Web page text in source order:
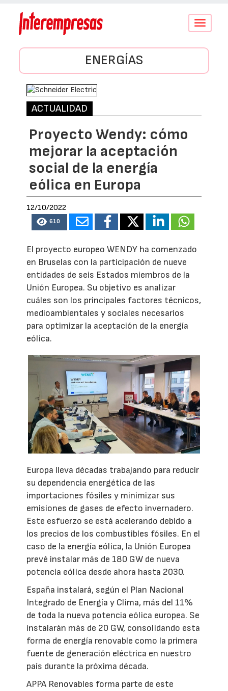
Conmutar
ENERGÍAS
ACTUALIDAD
Proyecto Wendy: cómo
mejorar la aceptación
social de la energía
eólica en Europa
12/10/2022
610
El proyecto europeo WENDY ha comenzado
en Bruselas con la participación de nueve
entidades de seis Estados miembros de la
Unión Europea. Su objetivo es analizar
cuáles son los principales factores técnicos,
medioambientales y sociales necesarios
para optimizar la aceptación de la energía
eólica.
Europa lleva décadas trabajando para reducir
su dependencia energética de las
importaciones fósiles y minimizar sus
emisiones de gases de efecto invernadero.
Este esfuerzo se está acelerando debido a
los precios de los combustibles fósiles. En el
caso de la energía eólica, la Unión Europea
prevé instalar más de 180 GW de nueva
potencia eólica desde ahora hasta 2030.
España instalará, según el Plan Nacional
Integrado de Energía y Clima, más del 11%
de toda la nueva potencia eólica europea. Se
instalarán más de 20 GW, consolidando esta
forma de energía renovable como la primera
fuente de generación eléctrica en nuestro
país durante la próxima década.
APPA Renovables forma parte de este